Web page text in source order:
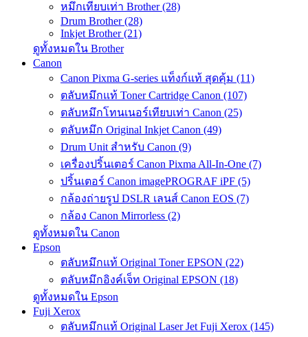
หมึกเทียบเท่า Brother (28)
Drum Brother (28)
Inkjet Brother (21)
ดูทั้งหมดใน Brother
Canon
Canon Pixma G-series แท็งก์แท้ สุดคุ้ม (11)
ตลับหมึกแท้ Toner Cartridge Canon (107)
ตลับหมึกโทนเนอร์เทียบเท่า Canon (25)
ตลับหมึก Original Inkjet Canon (49)
Drum Unit สำหรับ Canon (9)
เครื่องปริ้นเตอร์ Canon Pixma All-In-One (7)
ปริ้นเตอร์ Canon imagePROGRAF iPF (5)
กล้องถ่ายรูป DSLR เลนส์ Canon EOS (7)
กล้อง Canon Mirrorless (2)
ดูทั้งหมดใน Canon
Epson
ตลับหมึกแท้ Original Toner EPSON (22)
ตลับหมึกอิงค์เจ็ท Original EPSON (18)
ดูทั้งหมดใน Epson
Fuji Xerox
ตลับหมึกแท้ Original Laser Jet Fuji Xerox (145)